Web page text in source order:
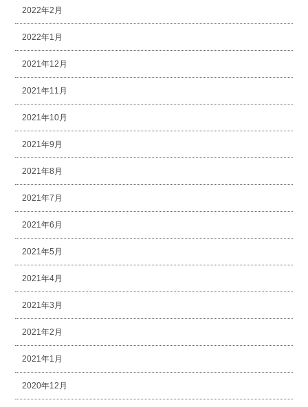
2022年2月
2022年1月
2021年12月
2021年11月
2021年10月
2021年9月
2021年8月
2021年7月
2021年6月
2021年5月
2021年4月
2021年3月
2021年2月
2021年1月
2020年12月